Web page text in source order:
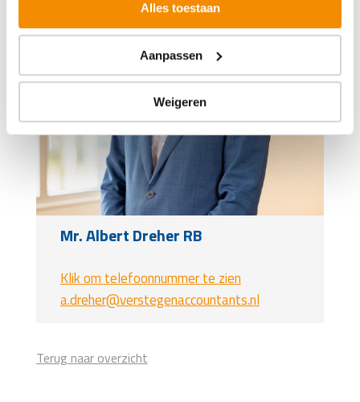
Alles toestaan
Aanpassen
Weigeren
Mr. Albert Dreher RB
Klik om telefoonnummer te zien
a.dreher@verstegenaccountants.nl
Terug naar overzicht